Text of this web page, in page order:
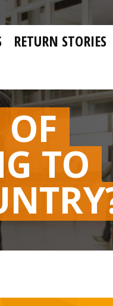
RETURN STORIES
TO